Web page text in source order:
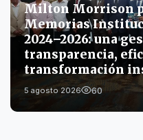
Milton Morrison
Memorias
2024–2026: una
transparencia,
transformación
5 agosto 2026 60